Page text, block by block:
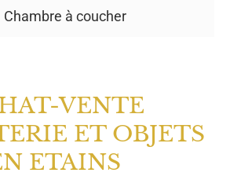
Chambre à coucher
VENTE
ET OBJETS
ETAINS